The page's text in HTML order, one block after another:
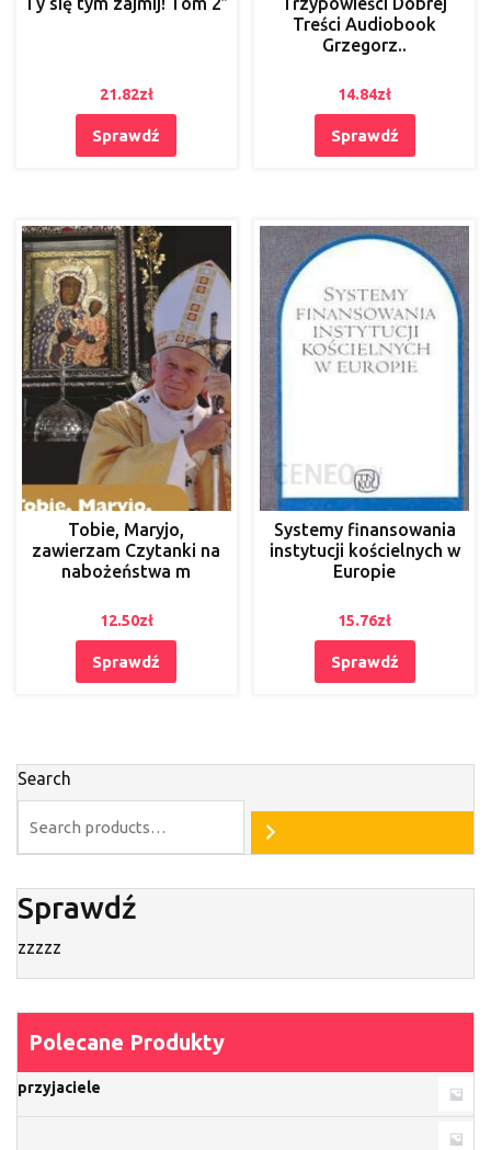
21.82zł
Sprawdź
Treści Audiobook
Grzegorz..
14.84zł
Sprawdź
Tobie, Maryjo,
zawierzam Czytanki na
nabożeństwa m
12.50zł
Sprawdź
Systemy finansowania
instytucji kościelnych w
Europie
15.76zł
Sprawdź
Search
Sprawdź
zzzzz
Polecane Produkty
przyjaciele